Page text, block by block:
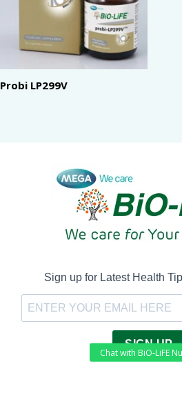
Probi LP299V
Sign up for Latest Health
SIGN UP